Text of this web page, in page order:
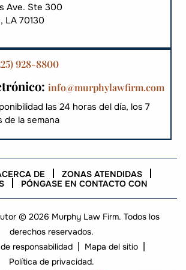
Ave. Ste 300
LA 70130
928-8800
info@murphylawfirm.com
las 24 horas del día, los 7
de la semana
DE
ZONAS ATENDIDAS
PÓNGASE EN CONTACTO CON
© 2026 Murphy Law Firm. Todos los
derechos reservados.
responsabilidad | Mapa del sitio |
Política de privacidad.